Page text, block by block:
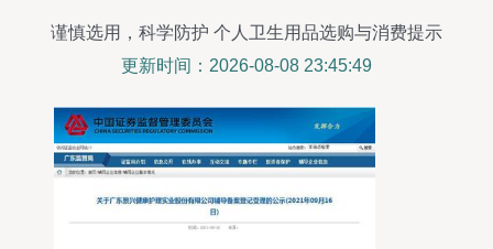
谨慎选用，科学防护 个人卫生用品选购与消费提示
更新时间：2026-08-08 23:45:49